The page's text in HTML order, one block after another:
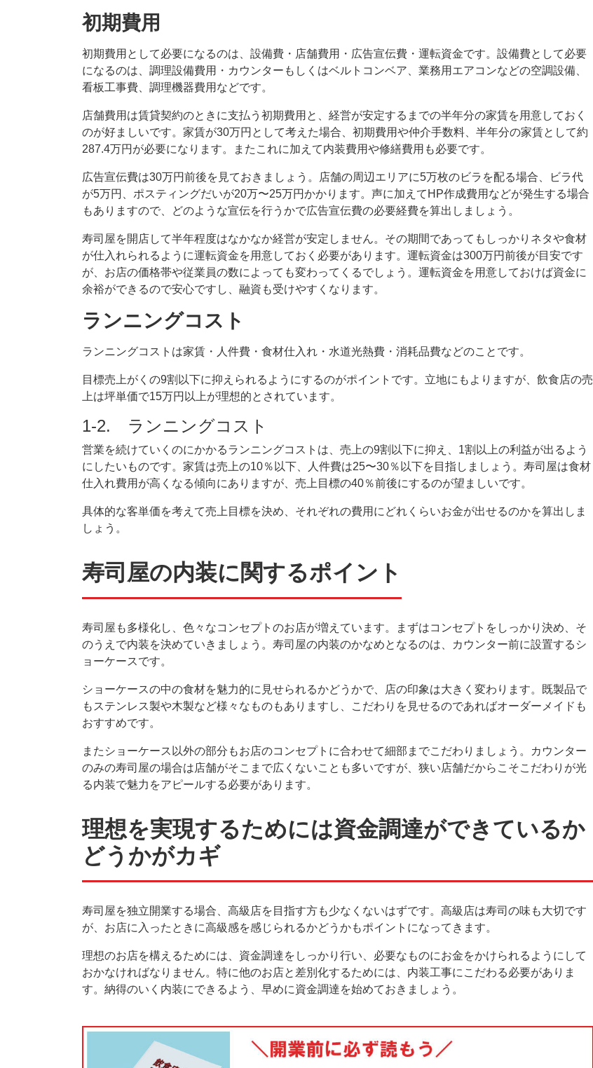
初期費用
初期費用として必要になるのは、設備費・店舗費用・広告宣伝費・運転資金です。設備費として必要
になるのは、調理設備費用・カウンターもしくはベルトコンベア、業務用エアコンなどの空調設備、
看板工事費、調理機器費用などです。
店舗費用は賃貸契約のときに支払う初期費用と、経営が安定するまでの半年分の家賃を用意しておく
のが好ましいです。家賃が30万円として考えた場合、初期費用や仲介手数料、半年分の家賃として約
287.4万円が必要になります。またこれに加えて内装費用や修繕費用も必要です。
広告宣伝費は30万円前後を見ておきましょう。店舗の周辺エリアに5万枚のビラを配る場合、ビラ代
が5万円、ポスティングだいが20万〜25万円かかります。声に加えてHP作成費用などが発生する場合
もありますので、どのような宣伝を行うかで広告宣伝費の必要経費を算出しましょう。
寿司屋を開店して半年程度はなかなか経営が安定しません。その期間であってもしっかりネタや食材
が仕入れられるように運転資金を用意しておく必要があります。運転資金は300万円前後が目安です
が、お店の価格帯や従業員の数によっても変わってくるでしょう。運転資金を用意しておけば資金に
余裕ができるので安心ですし、融資も受けやすくなります。
ランニングコスト
ランニングコストは家賃・人件費・食材仕入れ・水道光熱費・消耗品費などのことです。
目標売上がくの9割以下に抑えられるようにするのがポイントです。立地にもよりますが、飲食店の売
上は坪単価で15万円以上が理想的とされています。
1-2. ランニングコスト
営業を続けていくのにかかるランニングコストは、売上の9割以下に抑え、1割以上の利益が出るよう
にしたいものです。家賃は売上の10％以下、人件費は25〜30％以下を目指しましょう。寿司屋は食材
仕入れ費用が高くなる傾向にありますが、売上目標の40％前後にするのが望ましいです。
具体的な客単価を考えて売上目標を決め、それぞれの費用にどれくらいお金が出せるのかを算出しま
しょう。
寿司屋の内装に関するポイント
寿司屋も多様化し、色々なコンセプトのお店が増えています。まずはコンセプトをしっかり決め、そ
のうえで内装を決めていきましょう。寿司屋の内装のかなめとなるのは、カウンター前に設置するシ
ョーケースです。
ショーケースの中の食材を魅力的に見せられるかどうかで、店の印象は大きく変わります。既製品で
もステンレス製や木製など様々なものもありますし、こだわりを見せるのであればオーダーメイドも
おすすめです。
またショーケース以外の部分もお店のコンセプトに合わせて細部までこだわりましょう。カウンター
のみの寿司屋の場合は店舗がそこまで広くないことも多いですが、狭い店舗だからこそこだわりが光
る内装で魅力をアピールする必要があります。
理想を実現するためには資金調達ができているか
どうかがカギ
寿司屋を独立開業する場合、高級店を目指す方も少なくないはずです。高級店は寿司の味も大切です
が、お店に入ったときに高級感を感じられるかどうかもポイントになってきます。
理想のお店を構えるためには、資金調達をしっかり行い、必要なものにお金をかけられるようにして
おかなければなりません。特に他のお店と差別化するためには、内装工事にこだわる必要がありま
す。納得のいく内装にできるよう、早めに資金調達を始めておきましょう。